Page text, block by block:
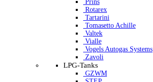
Prins
Rotarex
Tartarini
Tomasetto Achille
Valtek
Vialle
Vogels Autogas Systems
Zavoli
LPG-Tanks
GZWM